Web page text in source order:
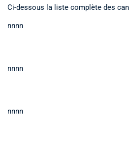
Ci-dessous la liste complète des
nnnn
nnnn
nnnn